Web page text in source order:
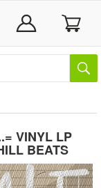
VINYL LP
BEATS